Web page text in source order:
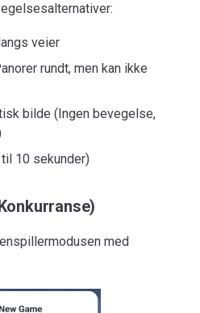
veier
rundt, men kan ikke
bilde (Ingen bevegelse,
10 sekunder)
med